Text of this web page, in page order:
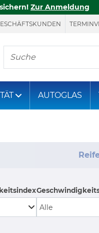
Zur Anmeldung
Hier finden Sie, was
AUTOGLAS